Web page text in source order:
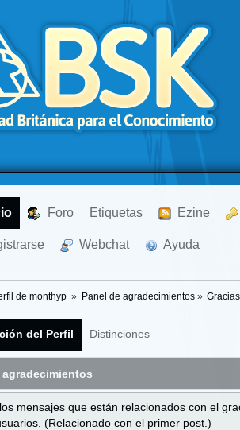
Foro Etiquetas Ezine
Webchat Ayuda
de monthyp » Panel de agradecimientos»
del Perfil Distinciones
agradecimientos
mensajes que están relacionados con el
(Relacionado con el primer post.)